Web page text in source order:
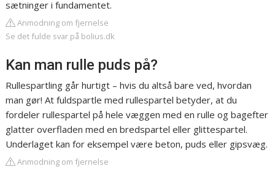
sætninger i fundamentet.
Anmodning om fjernelse
Se det fulde svar på bolius.dk
Kan man rulle puds på?
Rullespartling går hurtigt – hvis du altså bare ved, hvordan
man gør! At fuldspartle med rullespartel betyder, at du
fordeler rullespartel på hele væggen med en rulle og bagefter
glatter overfladen med en bredspartel eller glittespartel.
Underlaget kan for eksempel være beton, puds eller gipsvæg.
Anmodning om fjernelse